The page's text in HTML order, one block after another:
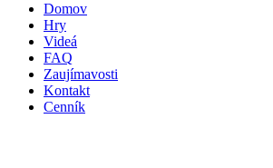
Domov
Hry
Videá
FAQ
Zaujímavosti
Kontakt
Cenník